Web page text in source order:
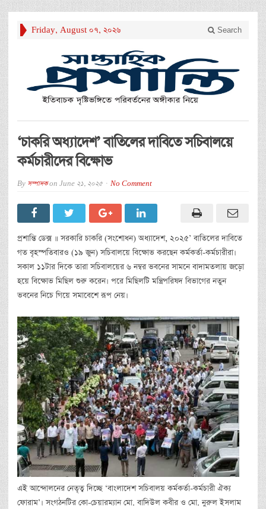
Friday, August 07, 2026 Search
‘চাকরি অধ্যাদেশ’ বাতিলের দাবিতে সচিবালয়ে
কর্মচারীদের বিক্ষোভ
By সম্পাদকon June 21, 2025 No Comment
প্রশান্তি ডেক্স ॥ সরকারি চাকরি (সংশোধন) অধ্যাদেশ, ২০২৫’ বাতিলের দাবিতে
গত বৃহস্পতিবারও (১৯ জুন) সচিবালয়ে বিক্ষোভ করছেন কর্মকর্তা-কর্মচারীরা।
সকাল ১১টার দিকে তারা সচিবালয়ের ৬ নম্বর ভবনের সামনে বাদামতলায় জড়ো
হয়ে বিক্ষোভ মিছিল শুরু করেন। পরে মিছিলটি মন্ত্রিপরিষদ বিভাগের নতুন
ভবনের নিচে গিয়ে সমাবেশে রূপ নেয়।
এই আন্দোলনের নেতৃত্ব দিচ্ছে ‘বাংলাদেশ সচিবালয় কর্মকর্তা-কর্মচারী ঐক্য
ফোরাম’। সংগঠনটির কো-চেয়ারম্যান মো. বাদিউল কবীর ও মো. নুরুল ইসলাম